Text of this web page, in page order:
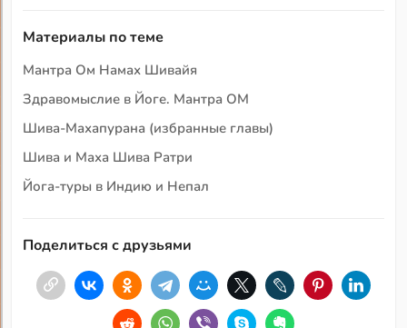
Материалы по теме
Мантра Ом Намах Шивайя
Здравомыслие в Йоге. Мантра ОМ
Шива-Махапурана (избранные главы)
Шива и Маха Шива Ратри
Йога-туры в Индию и Непал
Поделиться с друзьями